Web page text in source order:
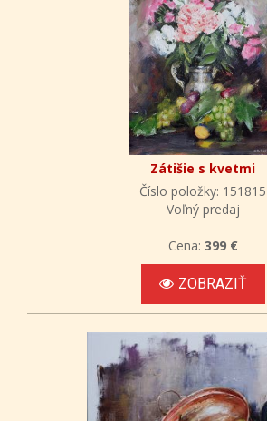
Zátišie s kvetmi
Číslo položky: 151815
Voľný predaj
Cena: 399 €
ZOBRAZIŤ